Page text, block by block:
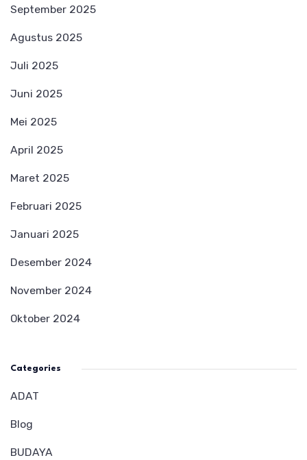
September 2025
Agustus 2025
Juli 2025
Juni 2025
Mei 2025
April 2025
Maret 2025
Februari 2025
Januari 2025
Desember 2024
November 2024
Oktober 2024
Categories
ADAT
Blog
BUDAYA